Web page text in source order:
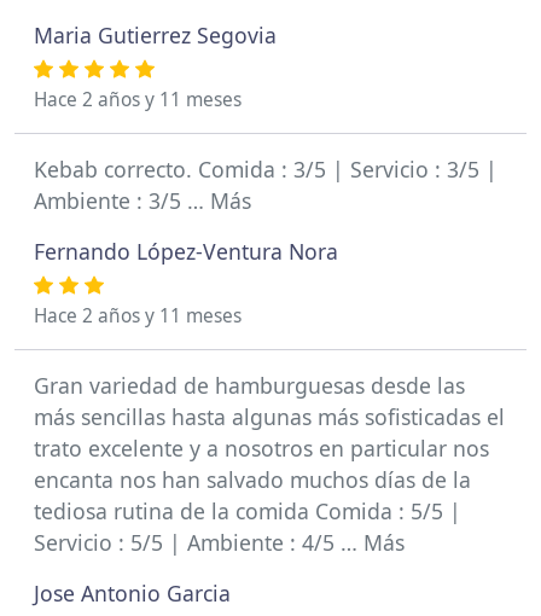
Maria Gutierrez Segovia
Hace 2 años y 11 meses
Kebab correcto. Comida : 3/5 | Servicio : 3/5 |
Ambiente : 3/5 … Más
Fernando López-Ventura Nora
Hace 2 años y 11 meses
Gran variedad de hamburguesas desde las
más sencillas hasta algunas más sofisticadas el
trato excelente y a nosotros en particular nos
encanta nos han salvado muchos días de la
tediosa rutina de la comida Comida : 5/5 |
Servicio : 5/5 | Ambiente : 4/5 … Más
Jose Antonio Garcia